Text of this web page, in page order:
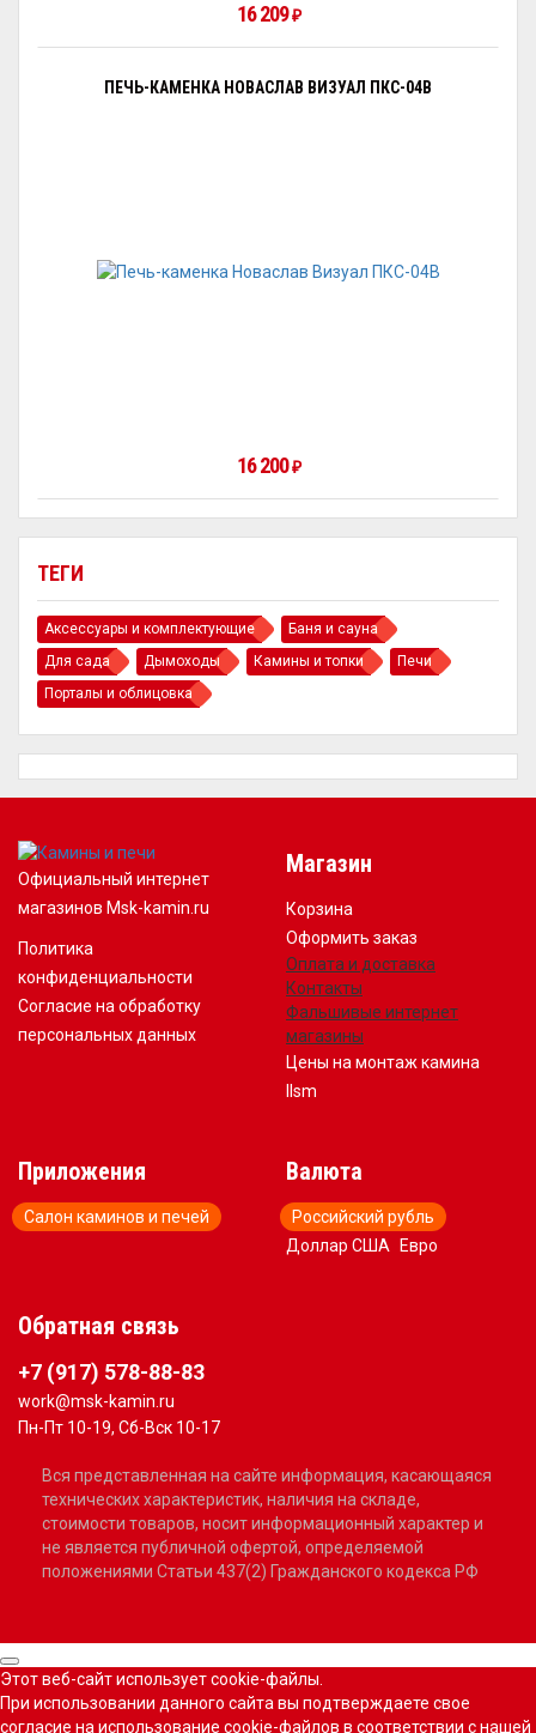
ТЕГИ
Аксессуары и комплектующие
Баня и сауна
Для сада
Дымоходы Камины и топки
Печи
Порталы и облицовка
16 209₽
ПЕЧЬ-КАМЕНКА НОВАСЛАВ ВИЗУАЛ ПКС-04В
16 200₽
Официальный интернет
магазинов Msk-kamin.ru
Политика
конфиденциальности
Согласие на обработку
персональных данных
Магазин
Корзина
Оформить заказ
Оплата и доставка
Контакты
Фальшивые интернет
магазины
Цены на монтаж камина
llsm
Приложения
Салон каминов и печей
Валюта
Российский рубль
Доллар США
Евро
Обратная связь
+7 (917) 578-88-83
work@msk-kamin.ru
Пн-Пт 10-19, Сб-Вск 10-17
Вся представленная на сайте информация, касающаяся
технических характеристик, наличия на складе,
стоимости товаров, носит информационный характер и
не является публичной офертой, определяемой
положениями Статьи 437(2) Гражданского кодекса РФ
Этот веб-сайт использует cookie-файлы.
При использовании данного сайта вы подтверждаете свое
согласие на использование cookie-файлов в соответствии с нашей